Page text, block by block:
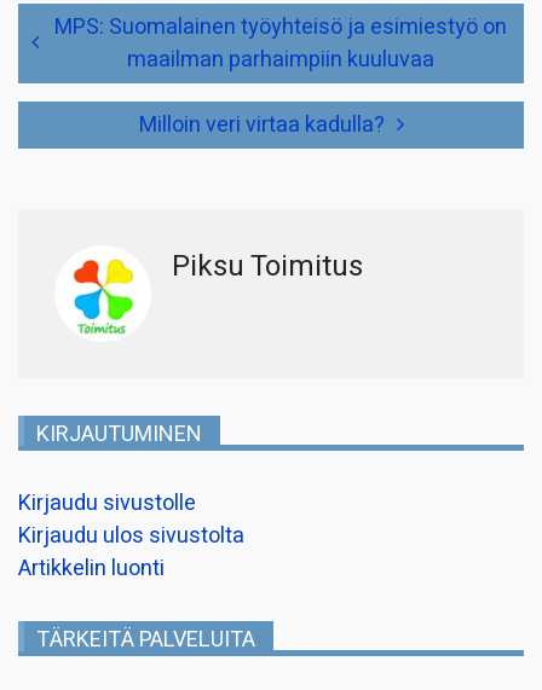
Artikkelien
selausMPS: Suomalainen työyhteisö ja esimiestyö on
maailman parhaimpiin kuuluvaa
Milloin veri virtaa kadulla?
Piksu Toimitus
KIRJAUTUMINEN
Kirjaudu sivustolle
Kirjaudu ulos sivustolta
Artikkelin luonti
TÄRKEITÄ PALVELUITA